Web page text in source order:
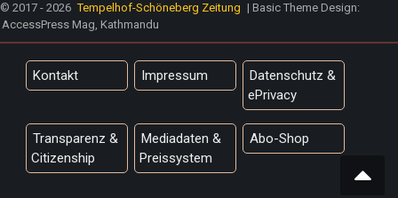
© 2017 - 2026 Tempelhof-Schöneberg Zeitung | Basic Theme Design:
AccessPress Mag, Kathmandu
Kontakt Impressum
Datenschutz &
ePrivacy
Transparenz &
Citizenship
Mediadaten &
Preissystem
Abo-Shop